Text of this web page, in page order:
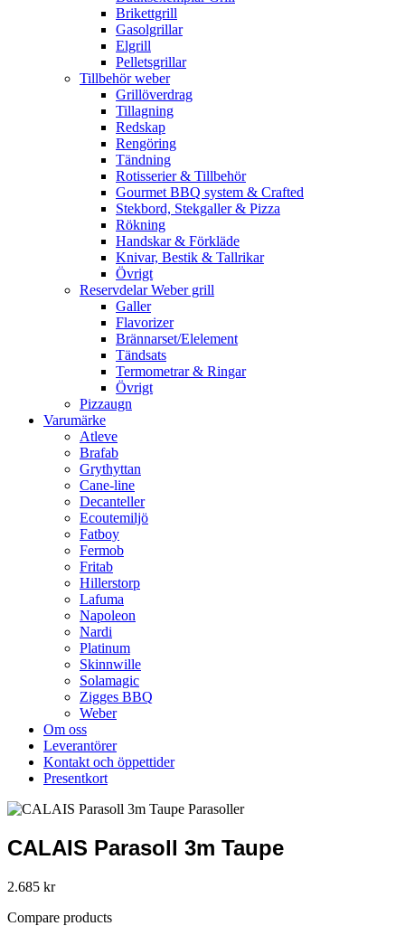
Brikettgrill
Gasolgrillar
Elgrill
Pelletsgrillar
Tillbehör weber
Grillöverdrag
Tillagning
Redskap
Rengöring
Tändning
Rotisserier & Tillbehör
Gourmet BBQ system & Crafted
Stekbord, Stekgaller & Pizza
Rökning
Handskar & Förkläde
Knivar, Bestik & Tallrikar
Övrigt
Reservdelar Weber grill
Galler
Flavorizer
Brännarset/Elelement
Tändsats
Termometrar & Ringar
Övrigt
Pizzaugn
Varumärke
Atleve
Brafab
Grythyttan
Cane-line
Decanteller
Ecoutemiljö
Fatboy
Fermob
Fritab
Hillerstorp
Lafuma
Napoleon
Nardi
Platinum
Skinnwille
Solamagic
Zigges BBQ
Weber
Om oss
Leverantörer
Kontakt och öppettider
Presentkort
CALAIS Parasoll 3m Taupe
2.685 kr
Compare products